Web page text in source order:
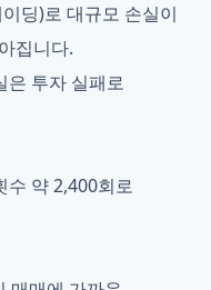
딩)로 대규모 손실이
집니다.
은 투자 실패로
수 약 2,400회로